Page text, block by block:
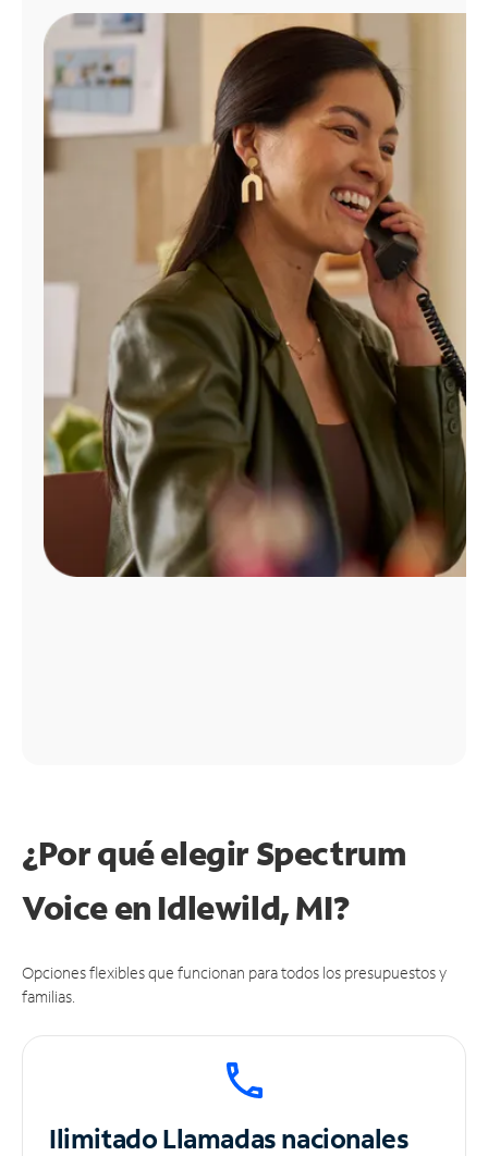
Administrar
cuenta
Encuentra
tienda
¿Por qué elegir Spectrum
Voice en Idlewild, MI?
Opciones flexibles que funcionan para todos los presupuestos y
familias.
IlimitadoLlamadas nacionales